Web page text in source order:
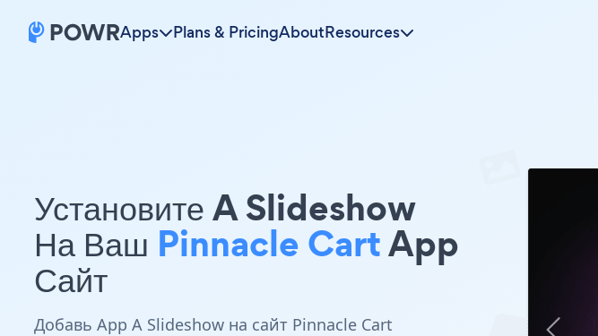
Apps Plans & PricingAboutResources
Установите A Slideshow
На Ваш Pinnacle CartApp
Сайт
Добавь App A Slideshow на сайт Pinnacle Cart